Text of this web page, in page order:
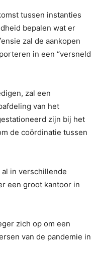
tussen instanties
bepalen wat er
zal de aankopen
in een “versneld
zal een
van het
zijn bij het
de coördinatie tussen
in verschillende
een groot kantoor in
zich op om een
van de pandemie in